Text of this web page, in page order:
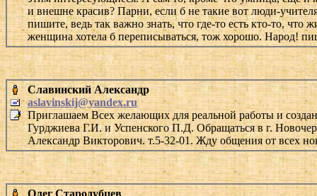
и внешне красив? Парни, если б не такие вот люди-
пишите, ведь так важно знать, что где-то есть кто-то, что
женщина хотела б переписываться, тож хорошо. Народ!
Славинский Александр
aslavinskij@yandex.ru
Приглашаем Всех желающих для реальной работы и
Гурджиева Г.И. и Успенского П.Д. Обращаться в г.
Александр Викторович. т.5-32-01. Жду общения от всех
Олег Стародубцев